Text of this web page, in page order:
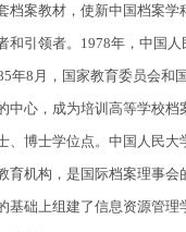
档案教材，使新中国档案
和引领者。1978年，中国
年8月，国家教育委员会和
中心，成为培训高等学校
、博士学位点。中国人民
育机构，是国际档案理事
基础上组建了信息资源管